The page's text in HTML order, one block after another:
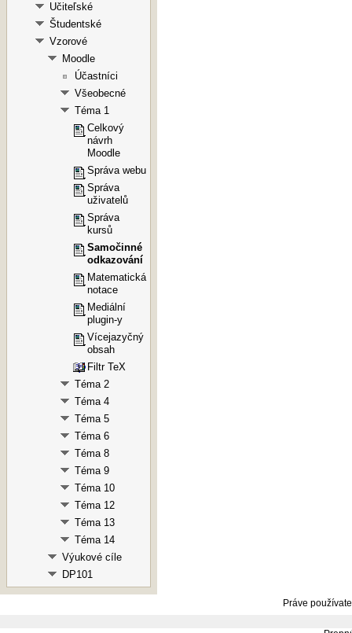
Učiteľské
Študentské
Vzorové
Moodle
Účastníci
Všeobecné
Téma 1
Celkový
návrh
Moodle
Správa webu
Správa
uživatelů
Správa
kursů
Samočinné
odkazování
Matematická
notace
Mediální
plugin-y
Vícejazyčný
obsah
Filtr TeX
Téma 2
Téma 4
Téma 5
Téma 6
Téma 8
Téma 9
Téma 10
Téma 12
Téma 13
Téma 14
Výukové cíle
DP101
Práve